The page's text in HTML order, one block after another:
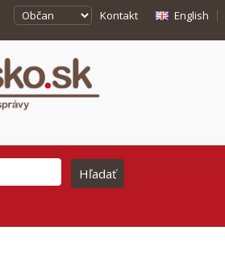
Kontakt English